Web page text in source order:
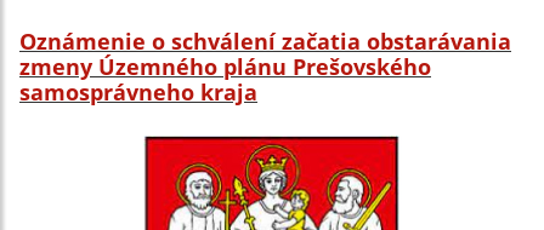
Oznámenie o schválení začatia obstarávania
zmeny Územného plánu Prešovského
samosprávneho kraja